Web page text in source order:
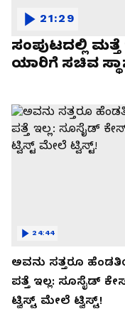
ಸಂಪುಟದಲ್ಲಿ
ಯಾರಿಗೆ ಸಚಿವ
21:29
ಅವನು ಸತ್ತರೂ
ಪತ್ತೆ ಇಲ್ಲ: ಸೂಸೈಡ್​​
ಟ್ವಿಸ್ಟ್​ ಮೇಲೆ ಟ್ವಿಸ್ಟ್!
24:44